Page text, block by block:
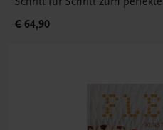
€ 64,90